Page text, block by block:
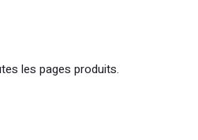
les pages produits.